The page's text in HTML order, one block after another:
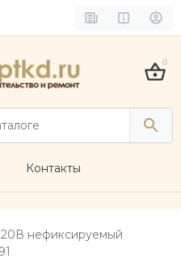
0
Контакты
нефиксируемый